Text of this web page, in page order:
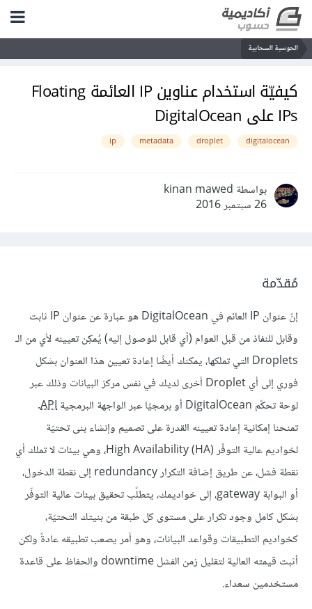
الحوسبة السحابية
كيفيّة استخدام عناوين IP العائمة Floating
IPs على DigitalOcean
digitalocean
droplet
metadata
ip
بواسطة kinan mawed
26 سبتمبر 2016
مُقدّمة
إنّ عنوان IP العائم في DigitalOcean هو عبارة عن عنوان IP ثابت
وقابل للنفاذ من قبل العوام (أي قابل للوصول إليه) يُمكِن تعيينه لأي من الـ
Droplets التي تملكها، يمكنك أيضًا إعادة تعيين هذا العنوان بشكل
فوري إلى أي Droplet أخرى لديك في نفس مركز البيانات وذلك عبر
لوحة تحكّم DigitalOcean أو برمجيًا عبر الواجهة البرمجية
API
.
تمنحنا إمكانية إعادة تعيينه القدرة على تصميم وإنشاء بنى تحتيّة
لخواديم عالية التوفّر High Availability (HA)، وهي بيئات لا تملك أي
نقطة فشل، عن طريق إضافة التكرار redundancy إلى نقطة الدخول،
أو البوابة gateway، إلى خواديمك، يتطلّب تحقيق بيئات عالية التوفّر
بشكل كامل وجود تكرار على مستوى كل طبقة من بنيتك التحتيّة،
كخواديم التطبيقات وقواعد البيانات، وهو أمر يصعب تطبيقه عادةً ولكن
أثبت قيمته العالية لتقليل زمن الفشل downtime والحفاظ على قاعدة
مستخدمين سعداء.